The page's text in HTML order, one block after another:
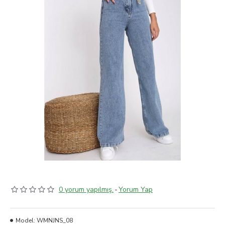
0 yorum yapılmış. -Yorum Yap
Model: WMNJNS_08